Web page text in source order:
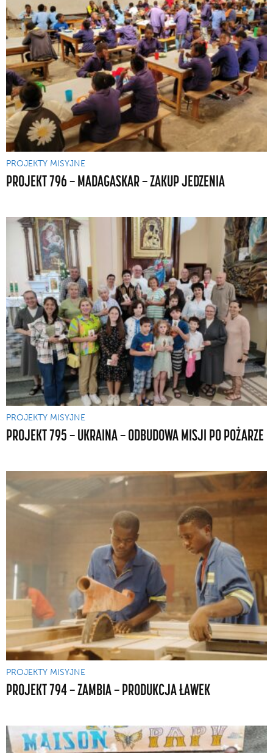
PROJEKTY MISYJNE
PROJEKT 796 — MADAGASKAR — ZAKUP JEDZENIA
PROJEKTY MISYJNE
PROJEKT 795 — UKRAINA — ODBUDOWA MISJI PO POŻARZE
PROJEKTY MISYJNE
PROJEKT 794 — ZAMBIA — PRODUKCJA ŁAWEK